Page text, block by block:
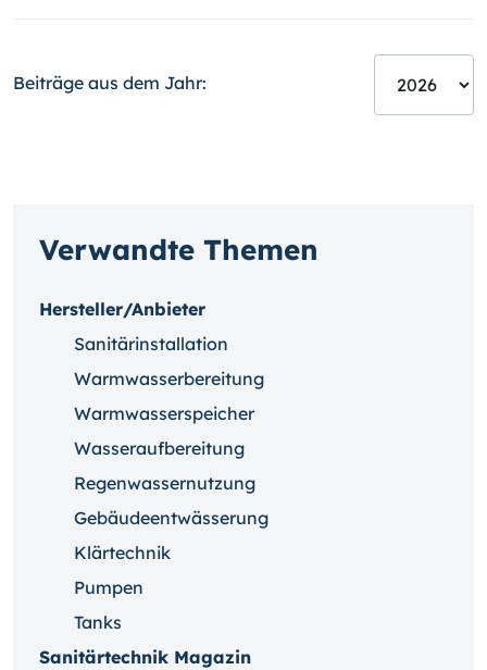
Beiträge aus dem Jahr:
Verwandte Themen
Hersteller/Anbieter
Sanitärinstallation
Warmwasserbereitung
Warmwasserspeicher
Wasseraufbereitung
Regenwassernutzung
Gebäudeentwässerung
Klärtechnik
Pumpen
Tanks
Sanitärtechnik Magazin